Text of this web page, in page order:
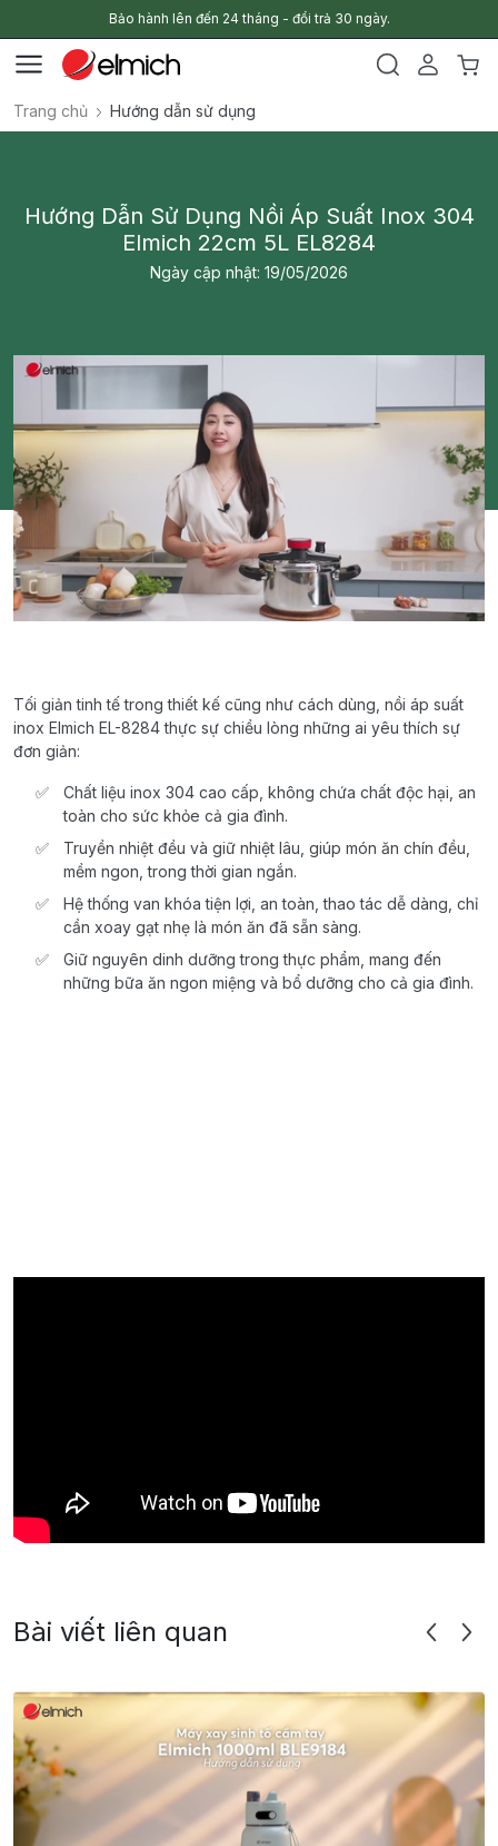
Bảo hành lên đến 24 tháng - đổi trả 30 ngày.
Trang chủ Hướng dẫn sử dụng
Hướng Dẫn Sử Dụng Nồi Áp Suất Inox 304
Elmich 22cm 5L EL8284
Ngày cập nhật: 19/05/2026
Tối giản tinh tế trong thiết kế cũng như cách dùng, nồi áp suất
inox Elmich EL-8284 thực sự chiều lòng những ai yêu thích sự
đơn giản:
Chất liệu inox 304 cao cấp, không chứa chất độc hại, an
toàn cho sức khỏe cả gia đình.
Truyền nhiệt đều và giữ nhiệt lâu, giúp món ăn chín đều,
mềm ngon, trong thời gian ngắn.
Hệ thống van khóa tiện lợi, an toàn, thao tác dễ dàng, chỉ
cần xoay gạt nhẹ là món ăn đã sẵn sàng.
Giữ nguyên dinh dưỡng trong thực phẩm, mang đến
những bữa ăn ngon miệng và bổ dưỡng cho cả gia đình.
Bài viết liên quan